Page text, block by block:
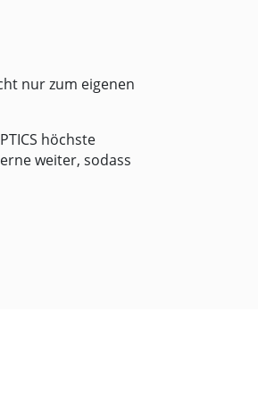
nur zum eigenen
höchste
weiter, sodass